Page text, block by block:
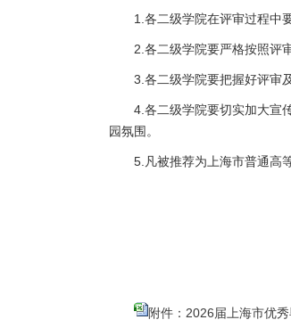
1.各二级学院在评审过程中
2.各二级学院要严格按照评
3.各二级学院要把握好评审
4.各二级学院要切实加大宣
园氛围。
5.凡被推荐为上海市普通高
附件：2026届上海市优